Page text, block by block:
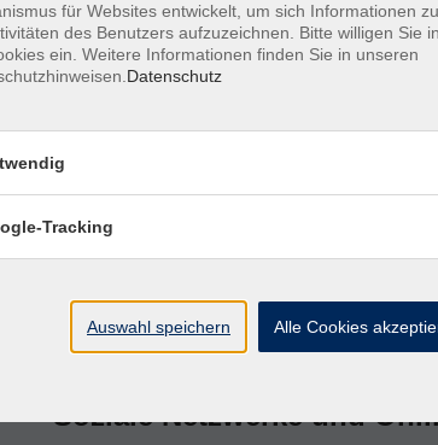
Dabei sein: Ordner und
PC-Workshop für Seniorinnen und
Digitale Kompetenz für
In einer zunehmend vernetzten Welt ist es
Möglichkeiten der digitalen Medien für sich
darauf ab, diese Altersgruppe mit den
Kenntnisse und das Vertrauen zu
Soziale Netzwerke und
für Websites entwickelt, um sich Informationen
des Benutzers aufzuzeichnen. Bitte willigen Sie
ein. Weitere Informationen finden Sie in unseren
Datenschutz
Tracking
Auswahl speichern Alle Cookies